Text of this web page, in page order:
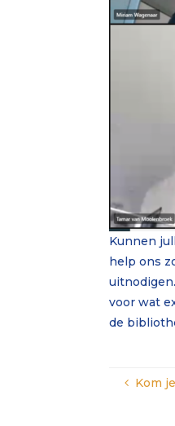
Kunnen
help ons
voor wat
de
Kom